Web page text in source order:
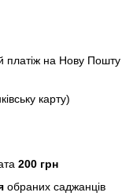
платіж на Нову Пошту
карту)
200 грн
обраних саджанців